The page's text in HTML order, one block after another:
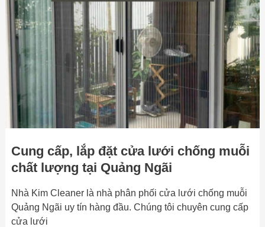
Cung cấp, lắp đặt cửa lưới chống muỗi
chất lượng tại Quảng Ngãi
Nhà Kim Cleaner là nhà phân phối cửa lưới chống muỗi
Quảng Ngãi uy tín hàng đầu. Chúng tôi chuyên cung cấp
cửa lưới
đặt
cửa
lưới
chống
muỗi
chất
lượng
tại
Quảng